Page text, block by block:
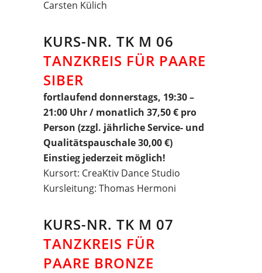
Carsten Külich
KURS-NR. TK M 06
TANZKREIS FÜR PAARE
SIBER
fortlaufend donnerstags, 19:30 –
21:00 Uhr / monatlich 37,50 € pro
Person (zzgl. jährliche Service- und
Qualitätspauschale 30,00 €)
Einstieg jederzeit möglich!
Kursort: CreaKtiv Dance Studio
Kursleitung: Thomas Hermoni
KURS-NR. TK M 07
TANZKREIS FÜR
PAARE BRONZE